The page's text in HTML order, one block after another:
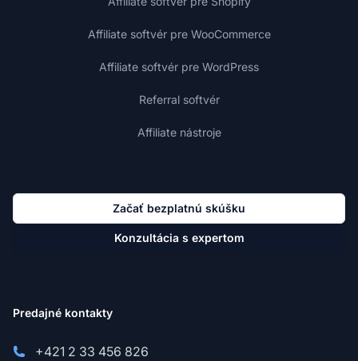
Affiliate softvér pre WooCommerce
Affiliate softvér pre WordPress
Referral softvér
Affiliate nástroje
Začať bezplatnú skúšku
Konzultácia s expertom
Predajné kontakty
+421 2 33 456 826